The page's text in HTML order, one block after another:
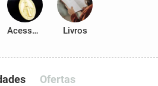
Acessórios Livros
Ofertas